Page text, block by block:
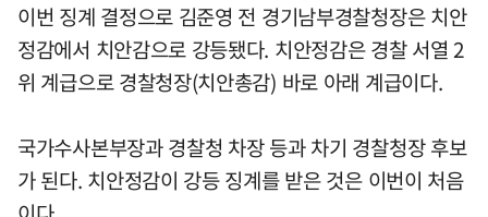
이번 징계 결정으로 김준영 전 경기남부경찰청장은 치안
정감에서 치안감으로 강등됐다. 치안정감은 경찰 서열 2
위 계급으로 경찰청장(치안총감) 바로 아래 계급이다.
국가수사본부장과 경찰청 차장 등과 차기 경찰청장 후보
가 된다. 치안정감이 강등 징계를 받은 것은 이번이 처음